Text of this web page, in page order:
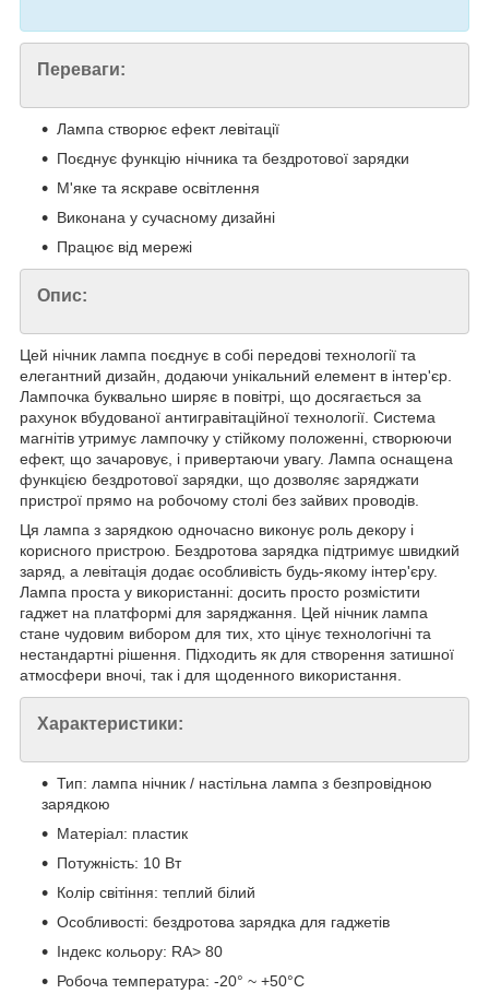
Переваги:
Лампа створює ефект левітації
Поєднує функцію нічника та бездротової зарядки
М'яке та яскраве освітлення
Виконана у сучасному дизайні
Працює від мережі
Опис:
Цей нічник лампа поєднує в собі передові технології та
елегантний дизайн, додаючи унікальний елемент в інтер'єр.
Лампочка буквально ширяє в повітрі, що досягається за
рахунок вбудованої антигравітаційної технології. Система
магнітів утримує лампочку у стійкому положенні, створюючи
ефект, що зачаровує, і привертаючи увагу. Лампа оснащена
функцією бездротової зарядки, що дозволяє заряджати
пристрої прямо на робочому столі без зайвих проводів.
Ця лампа з зарядкою одночасно виконує роль декору і
корисного пристрою. Бездротова зарядка підтримує швидкий
заряд, а левітація додає особливість будь-якому інтер'єру.
Лампа проста у використанні: досить просто розмістити
гаджет на платформі для заряджання. Цей нічник лампа
стане чудовим вибором для тих, хто цінує технологічні та
нестандартні рішення. Підходить як для створення затишної
атмосфери вночі, так і для щоденного використання.
Характеристики:
Тип: лампа нічник / настільна лампа з безпровідною
зарядкою
Матеріал: пластик
Потужність: 10 Вт
Колір світіння: теплий білий
Особливості: бездротова зарядка для гаджетів
Індекс кольору: RA> 80
Робоча температура: -20° ~ +50°C